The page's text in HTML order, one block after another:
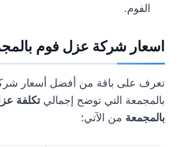
الفوم.
اسعار شركة عزل فوم
تعرف على باقة من أفضل أسعار
بالمجمعة التي توضح إجماليتكلفة
بالمجمعة من الآتي: